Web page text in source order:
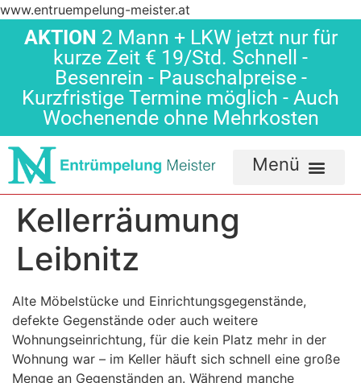
www.entruempelung-meister.at
AKTION 2 Mann + LKW jetzt nur für
kurze Zeit € 19/Std. Schnell -
Besenrein - Pauschalpreise -
Kurzfristige Termine möglich - Auch
Wochenende ohne Mehrkosten
Kellerräumung
Leibnitz
Alte Möbelstücke und Einrichtungsgegenstände,
defekte Gegenstände oder auch weitere
Wohnungseinrichtung, für die kein Platz mehr in der
Wohnung war – im Keller häuft sich schnell eine große
Menge an Gegenständen an. Während manche